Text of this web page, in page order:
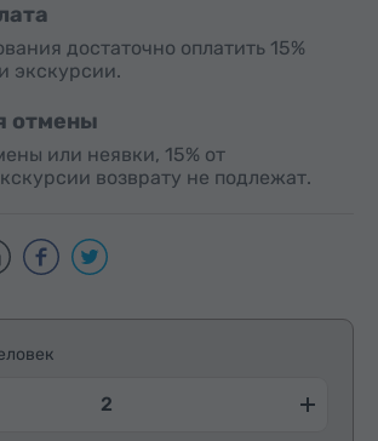
достаточно оплатить 15%
экскурсии.
отмены
или неявки, 15% от
возврату не подлежат.